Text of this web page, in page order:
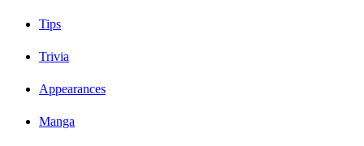
Tips
Trivia
Appearances
Manga